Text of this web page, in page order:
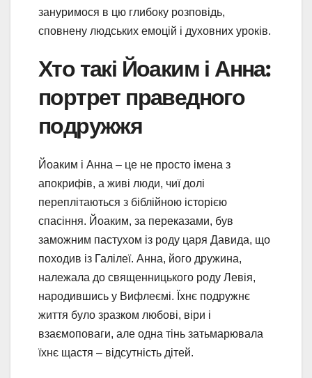
зануримося в цю глибоку розповідь,
сповнену людських емоцій і духовних уроків.
Хто такі Йоаким і Анна:
портрет праведного
подружжя
Йоаким і Анна – це не просто імена з
апокрифів, а живі люди, чиї долі
переплітаються з біблійною історією
спасіння. Йоаким, за переказами, був
заможним пастухом із роду царя Давида, що
походив із Галілеї. Анна, його дружина,
належала до священницького роду Левія,
народившись у Вифлеємі. Їхнє подружнє
життя було зразком любові, віри і
взаємоповаги, але одна тінь затьмарювала
їхнє щастя – відсутність дітей.